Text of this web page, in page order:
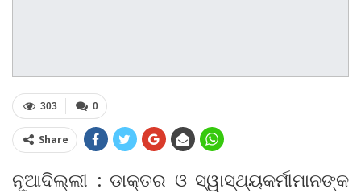
0
303
Share
ନୂଆଦିଲ୍ଲୀ : ଡାକ୍ତର ଓ ସ୍ୱାସ୍ଥ୍ୟକର୍ମୀମାନଙ୍କ